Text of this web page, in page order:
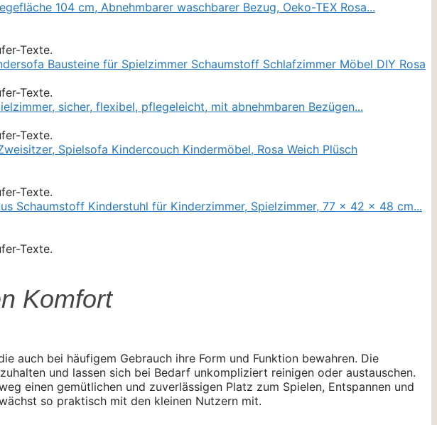
Texte.
Texte.
Texte.
Texte.
Texte.
Komfort
auch bei häufigem Gebrauch ihre Form und Funktion bewahren. Die
und lassen sich bei Bedarf unkompliziert reinigen oder austauschen.
einen gemütlichen und zuverlässigen Platz zum Spielen, Entspannen und
so praktisch mit den kleinen Nutzern mit.